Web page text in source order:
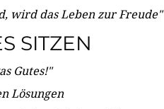
wird das Leben zur Freude"
SITZEN
Gutes!"
Lösungen